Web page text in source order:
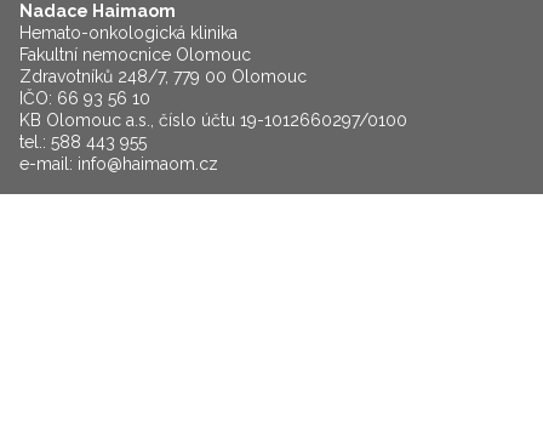
Nadace Haimaom
Hemato-onkologická klinika
Fakultní nemocnice Olomouc
Zdravotníků 248/7, 779 00 Olomouc
IČO: 66 93 56 10
KB Olomouc a.s., číslo účtu 19-1012660297/0100
tel.: 588 443 955
e-mail: info@haimaom.cz